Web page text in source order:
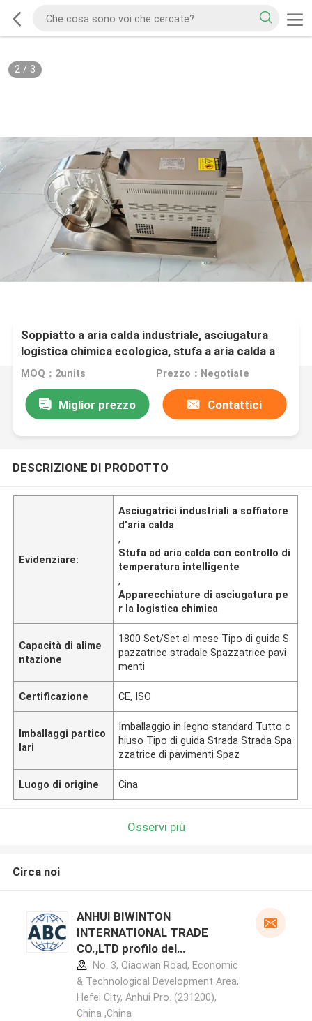
2/ 3
Soppiatto a aria calda industriale, asciugatura
logistica chimica ecologica, stufa a aria calda a
controllo di temperatura intelligente, asciugatrice
MOQ：2units Prezzo：Negotiate
Miglior prezzo Contattici
DESCRIZIONE DI PRODOTTO
Evidenziare:
Asciugatrici industriali a soffiatore
d'aria calda
,
Stufa ad aria calda con controllo di
temperatura intelligente
,
Apparecchiature di asciugatura pe
r la logistica chimica
Capacità di alime
ntazione
1800 Set/Set al mese Tipo di guida S
pazzatrice stradale Spazzatrice pavi
menti
Certificazione CE, ISO
Imballaggi partico
lari
Imballaggio in legno standard Tutto c
hiuso Tipo di guida Strada Strada Spa
zzatrice di pavimenti Spaz
Luogo di origine Cina
Osservi più
Circa noi
ANHUI BIWINTON
INTERNATIONAL TRADE
CO.,LTD profilo del
produttore
No. 3, Qiaowan Road, Economic
& Technological Development Area,
Hefei City, Anhui Pro. (231200),
China ,China